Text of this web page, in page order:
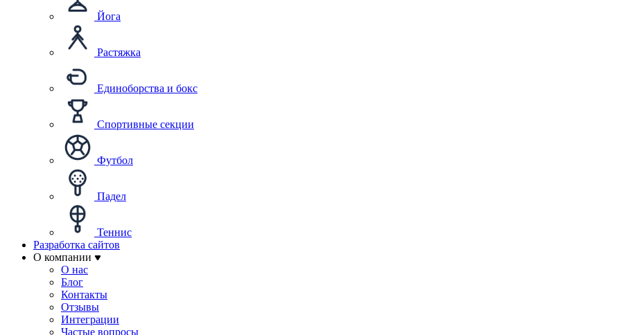
Йога
Растяжка
Единоборства и бокс
Спортивные секции
Футбол
Падел
Теннис
Разработка сайтов
О компании
О нас
Блог
Контакты
Отзывы
Интеграции
Частые вопросы